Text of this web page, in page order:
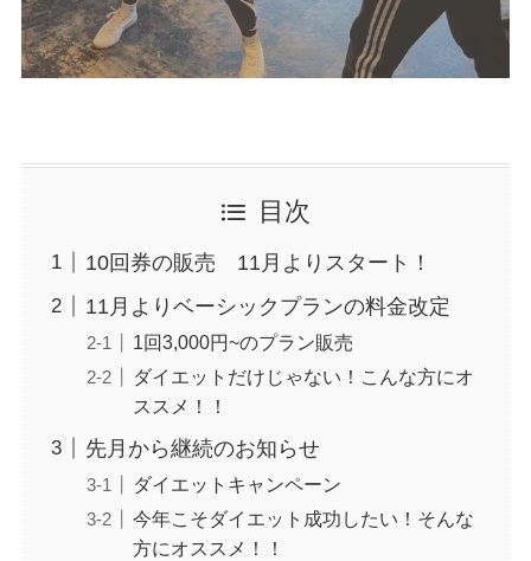
目次
10回券の販売 11月よりスタート！
11月よりベーシックプランの料金改定
1回3,000円~のプラン販売
ダイエットだけじゃない！こんな方にオ
ススメ！！
先月から継続のお知らせ
ダイエットキャンペーン
今年こそダイエット成功したい！そんな
方にオススメ！！